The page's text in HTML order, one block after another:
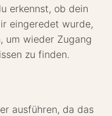
erkennst, ob dein
eingeredet wurde,
um wieder Zugang
zu finden.
ausführen, da das